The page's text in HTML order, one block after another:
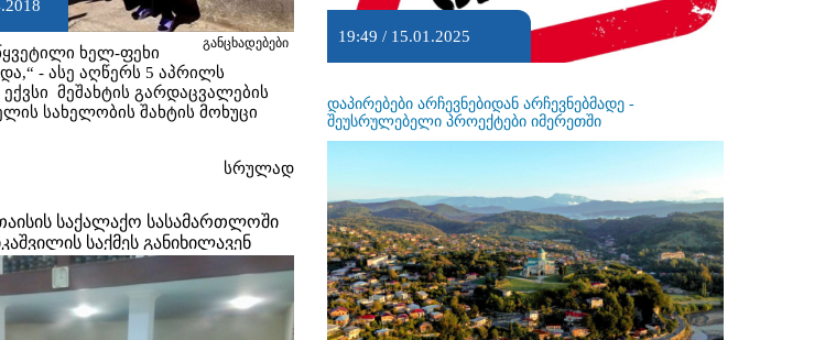
განცხადებები
ხელ-ფეხი
- ასე აღწერს 5 აპრილს
ექვსი მეშახტის გარდაცვალების
სახელობის შახტის მოხუცი
სრულად
საქალაქო სასამართლოში
საქმეს განიხილავენ
19:49 / 15.01.2025
დაპირებები არჩევნებიდან არჩევნებმადე -
შეუსრულებელი პროექტები იმერეთში